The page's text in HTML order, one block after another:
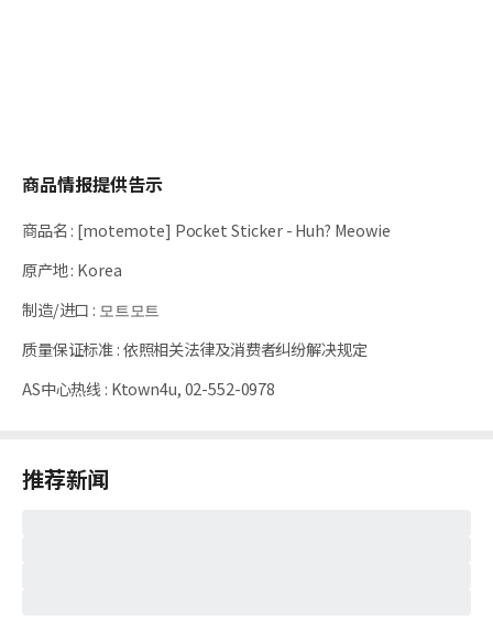
商品情报提供告示
商品名: [motemote] Pocket Sticker - Huh? Meowie
原产地: Korea
制造/进口 : 모트모트
质量保证标准 :依照相关法律及消费者纠纷解决规定
AS中心热线 : Ktown4u, 02-552-0978
推荐新闻